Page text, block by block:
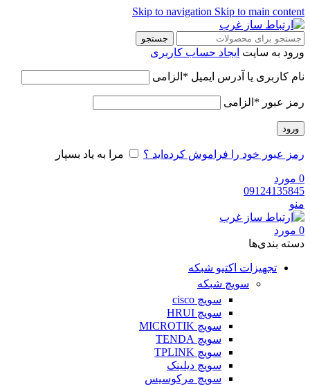
Skip to navigationSkip to main
جستجو
به سایتایجاد حساب کاربری
کاربری یا آدرس ایمیل*الزامی
عبور*الزامی
عبور خود را فراموش کرده‌اید ؟ مرا به یاد بسپار
بندی‌ها
تجهیزات اکتیو شبکه
سویچ شبکه
سویچ cisco
سویچ HRUI
سویچ MICROTIK
سویچ TENDA
سویچ TPLINK
سویچ دیلینک
سویچ مرکوسیس